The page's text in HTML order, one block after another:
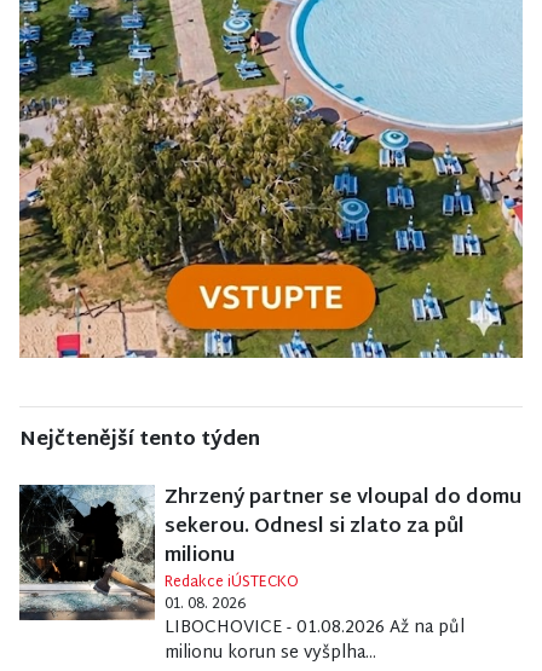
Nejčtenější tento týden
Zhrzený partner se vloupal do domu
sekerou. Odnesl si zlato za půl
milionu
Redakce iÚSTECKO
01. 08. 2026
LIBOCHOVICE - 01.08.2026 Až na půl
milionu korun se vyšplha...